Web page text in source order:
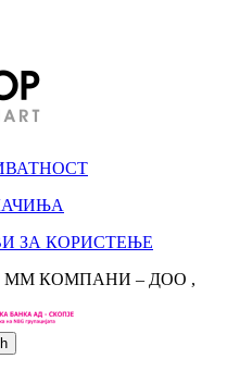
ЗА КОРИСТЕЊЕ
ММ КОМПАНИ – ДОО ,